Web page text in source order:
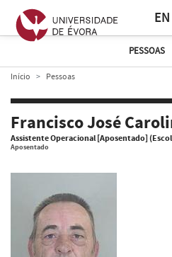
EN
PESSOAS
Início Pessoas
Francisco José
Assistente Operacional [Aposentado]
Aposentado